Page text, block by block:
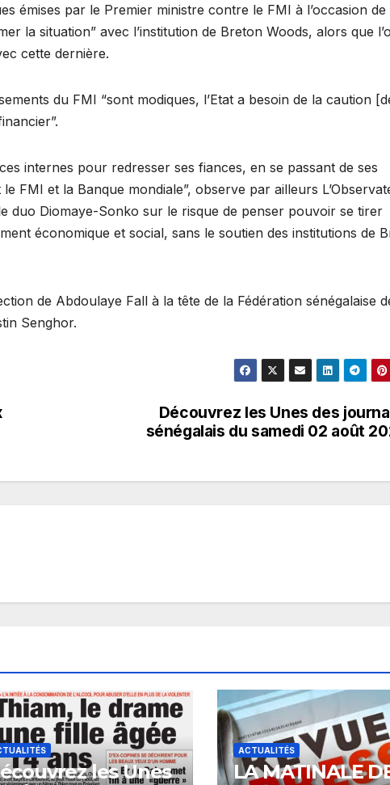
émises par le Premier ministre contre le FMI à l’occasion de
la situation” avec l’institution de Breton Woods, alors que
cette dernière.
du FMI “sont modiques, l’Etat a besoin de la caution
internes pour redresser ses fiances, en se passant de ses
FMI et la Banque mondiale”, observe par ailleurs
duo Diomaye-Sonko sur le risque de penser pouvoir se tirer
économique et social, sans le soutien des institutions de
de Abdoulaye Fall à la tête de la Fédération sénégalaise
Senghor.
Découvrez les Unes des
sénégalais du samedi 02 août
les Unes
ACTUALITÉS
LA MATINALE